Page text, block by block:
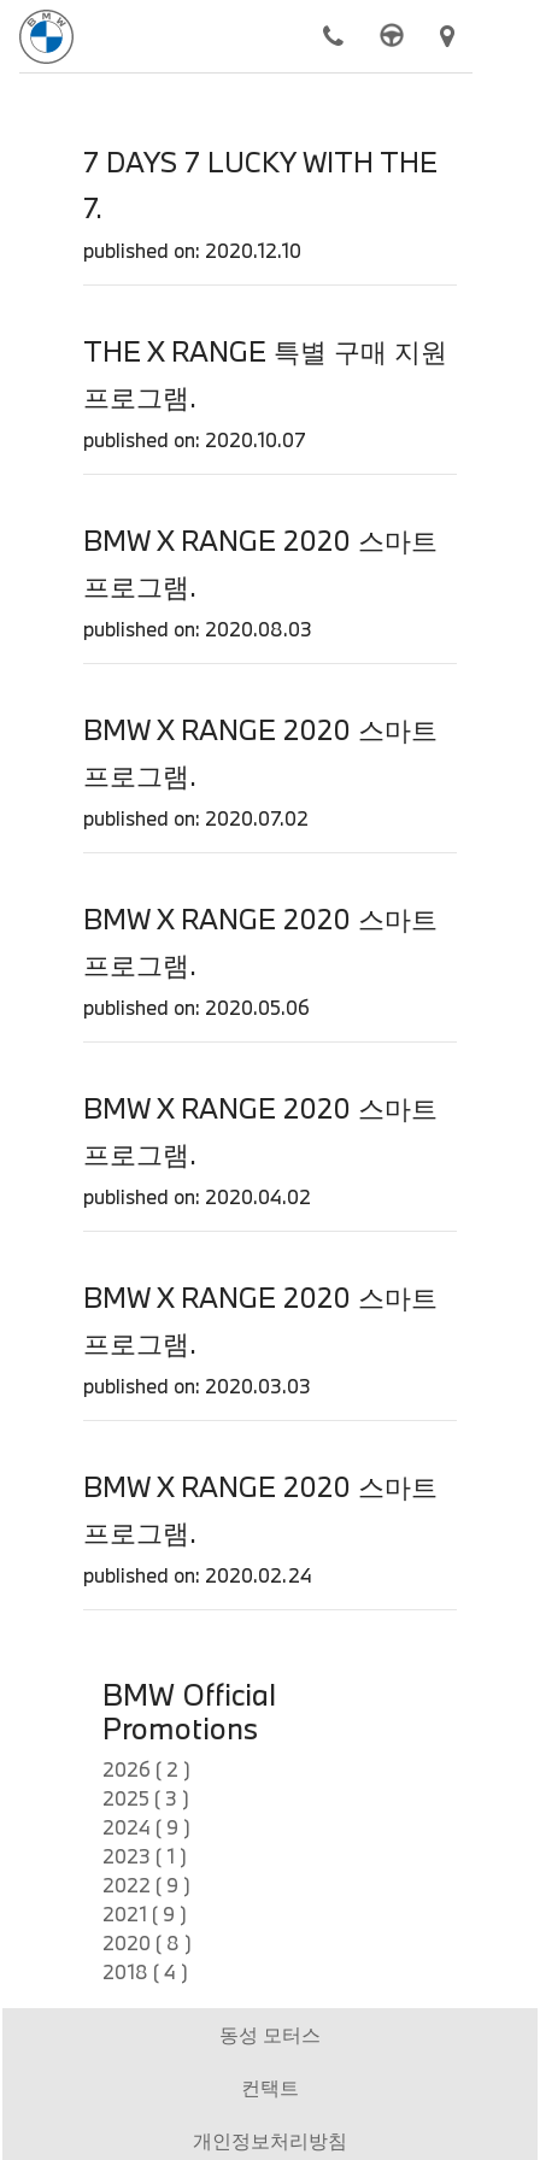
전기차
구매하기
BMW 공식 서비스
7 DAYS 7 LUCKY WITH THE
7.
published on: 2020.12.10
THE X RANGE 특별 구매 지원
프로그램.
published on: 2020.10.07
BMW X RANGE 2020 스마트
프로그램.
published on: 2020.08.03
BMW X RANGE 2020 스마트
프로그램.
published on: 2020.07.02
BMW X RANGE 2020 스마트
프로그램.
published on: 2020.05.06
BMW X RANGE 2020 스마트
프로그램.
published on: 2020.04.02
BMW X RANGE 2020 스마트
프로그램.
published on: 2020.03.03
BMW X RANGE 2020 스마트
프로그램.
published on: 2020.02.24
BMW Official
Promotions
2026 ( 2 )
2025 ( 3 )
2024 ( 9 )
2023 ( 1 )
2022 ( 9 )
2021 ( 9 )
2020 ( 8 )
2018 ( 4 )
동성 모터스
컨택트
개인정보처리방침